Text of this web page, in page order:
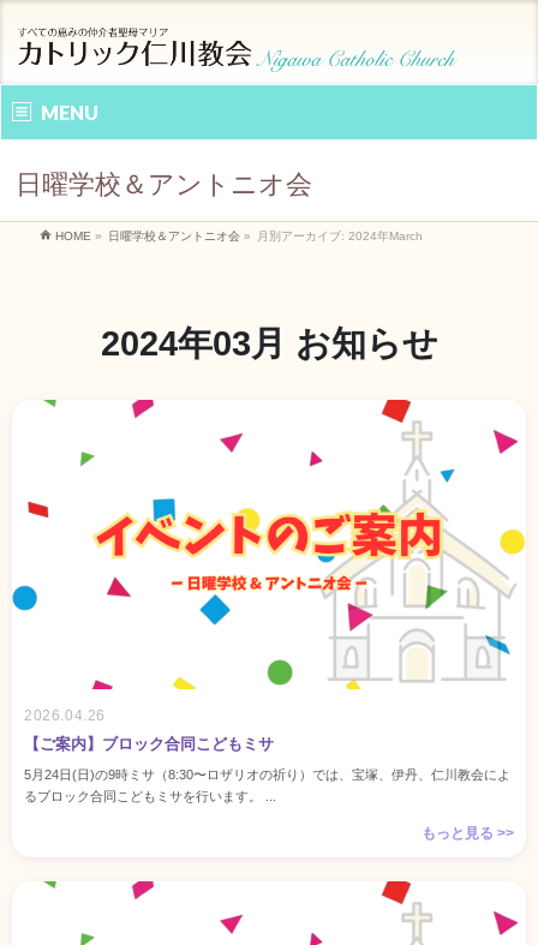
MENU
日曜学校＆アントニオ会
HOME » 日曜学校＆アントニオ会 » 月別アーカイブ: 2024年March
2024年03月 お知らせ
2026.04.26
【ご案内】ブロック合同こどもミサ
5月24日(日)の9時ミサ（8:30〜ロザリオの祈り）では、宝塚、伊丹、仁川教会によ
るブロック合同こどもミサを行います。 ...
もっと見る >>